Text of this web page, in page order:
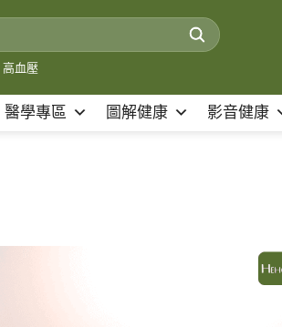
高血壓
醫學專區 圖解健康 影音健康